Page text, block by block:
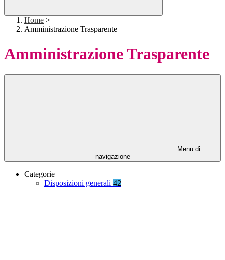
Home >
Amministrazione Trasparente
Amministrazione Trasparente
Menu di
navigazione
Categorie
Disposizioni generali 42